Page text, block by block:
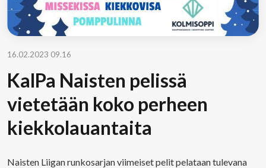
16.02.2023 09.16
KalPa Naisten pelissä
vietetään koko perheen
kiekkolauantaita
Naisten Liigan runkosarjan viimeiset pelit pelataan tulevana